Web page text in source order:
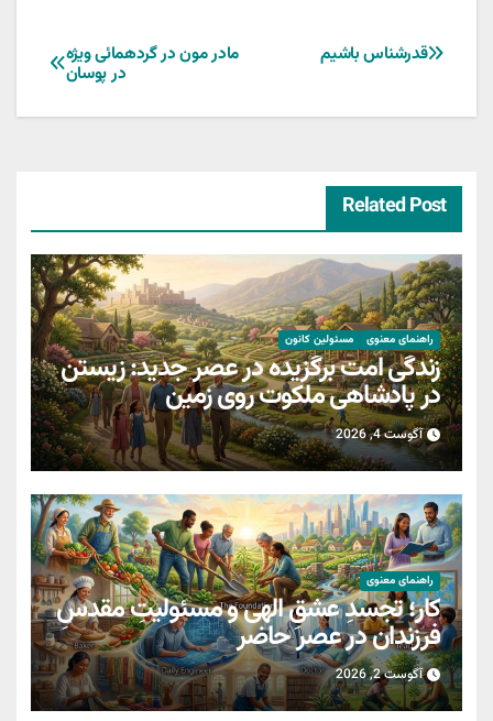
راهبری
نوشته
مادر مون در گردهمائی ویژه
در پوسان
قدرشناس باشیم
Related Post
راهنمای معنوی مسئولین کانون
زندگی امت برگزیده در عصر جدید: زیستن
در پادشاهی ملکوت روی زمین
آگوست 4, 2026
راهنمای معنوی
کار؛ تجسدِ عشقِ الهی و مسئولیتِ مقدسِ
فرزندان در عصر حاضر
آگوست 2, 2026